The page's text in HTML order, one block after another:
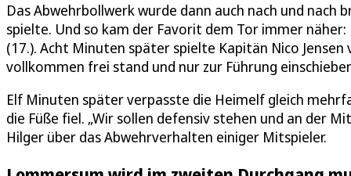
Das Abwehrbollwerk wurde dann auch nach und nach
spielte. Und so kam der Favorit dem Tor immer
(17.). Acht Minuten später spielte Kapitän Nico
vollkommen frei stand und nur zur Führung
Elf Minuten später verpasste die Heimelf gleich
die Füße fiel. „Wir sollen defensiv stehen und an der
Hilger über das Abwehrverhalten einiger Mitspieler.